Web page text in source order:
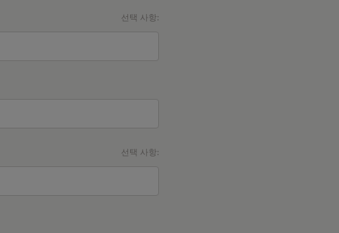
선택 사항:
선택 사항: